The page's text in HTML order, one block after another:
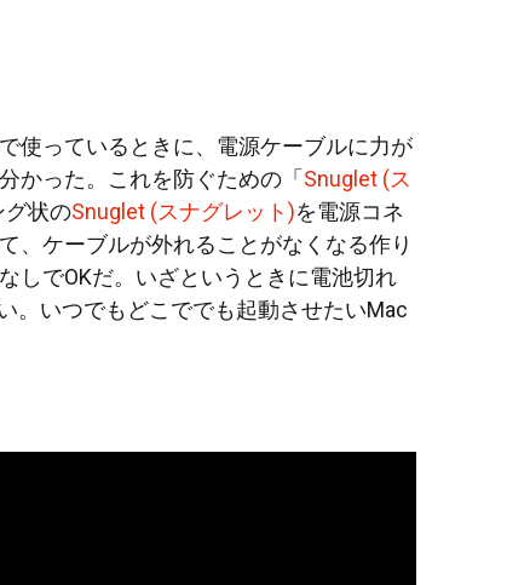
使っているときに、電源ケーブルに力が
かった。これを防ぐための「Snuglet (ス
グ状のSnuglet (スナグレット)を電源コネ
、ケーブルが外れることがなくなる作り
しでOKだ。いざというときに電池切れ
。いつでもどこででも起動させたいMac